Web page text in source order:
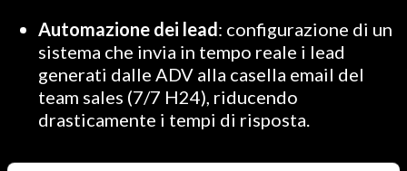
Automazione dei lead: configurazione di un
sistema che invia in tempo reale i lead
generati dalle ADV alla casella email del
team sales (7/7 H24), riducendo
drasticamente i tempi di risposta.